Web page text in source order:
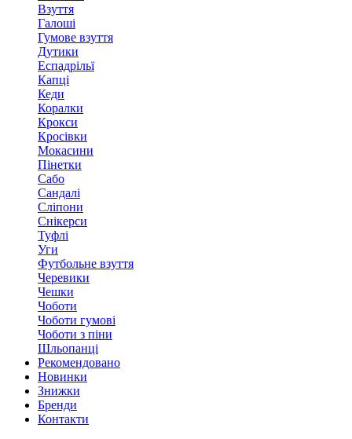
Взуття
Галоші
Гумове взуття
Дутики
Еспадрільї
Капці
Кеди
Коралки
Крокси
Кросівки
Мокасини
Пінетки
Сабо
Сандалі
Сліпони
Снікерси
Туфлі
Уги
Футбольне взуття
Черевики
Чешки
Чоботи
Чоботи гумові
Чоботи з піни
Шльопанці
Рекомендовано
Новинки
Знижки
Бренди
Контакти